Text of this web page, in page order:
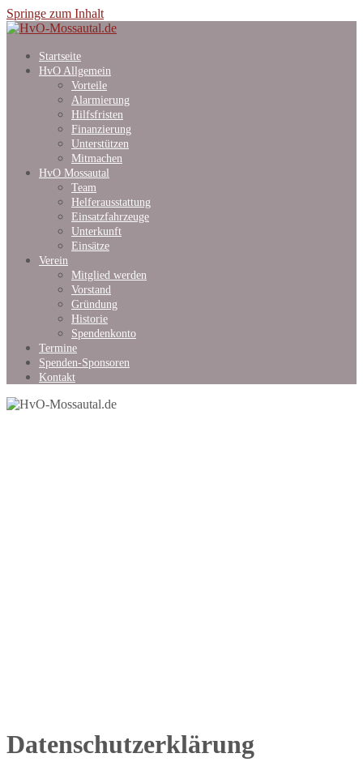
Springe zum Inhalt
Startseite
HvO Allgemein
Vorteile
Alarmierung
Hilfsfristen
Finanzierung
Unterstützen
Mitmachen
HvO Mossautal
Team
Helferausstattung
Einsatzfahrzeuge
Unterkunft
Einsätze
Verein
Mitglied werden
Vorstand
Gründung
Historie
Spendenkonto
Termine
Spenden-Sponsoren
Kontakt
Datenschutzerklärung